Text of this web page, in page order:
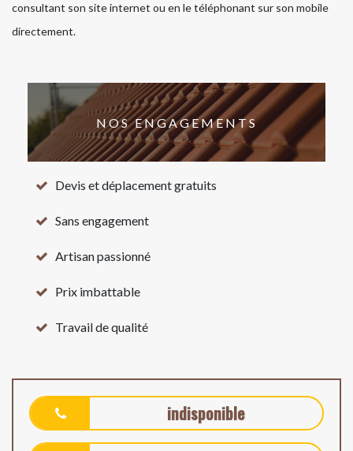
consultant son site internet ou en le téléphonant sur son mobile
directement.
NOS ENGAGEMENTS
Devis et déplacement gratuits
Sans engagement
Artisan passionné
Prix imbattable
Travail de qualité
indisponible